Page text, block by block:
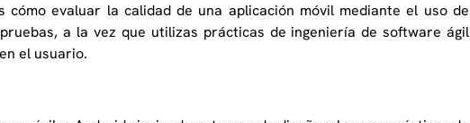
cómo evaluar la calidad de una aplicación móvil mediante el uso de
a la vez que utilizas prácticas de ingeniería de software ágil
el usuario.